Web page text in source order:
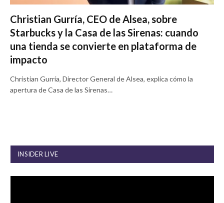
Christian Gurría, CEO de Alsea, sobre
Starbucks y la Casa de las Sirenas: cuando
una tienda se convierte en plataforma de
impacto
Christian Gurría, Director General de Alsea, explica cómo la
apertura de Casa de las Sirenas…
INSIDER LIVE